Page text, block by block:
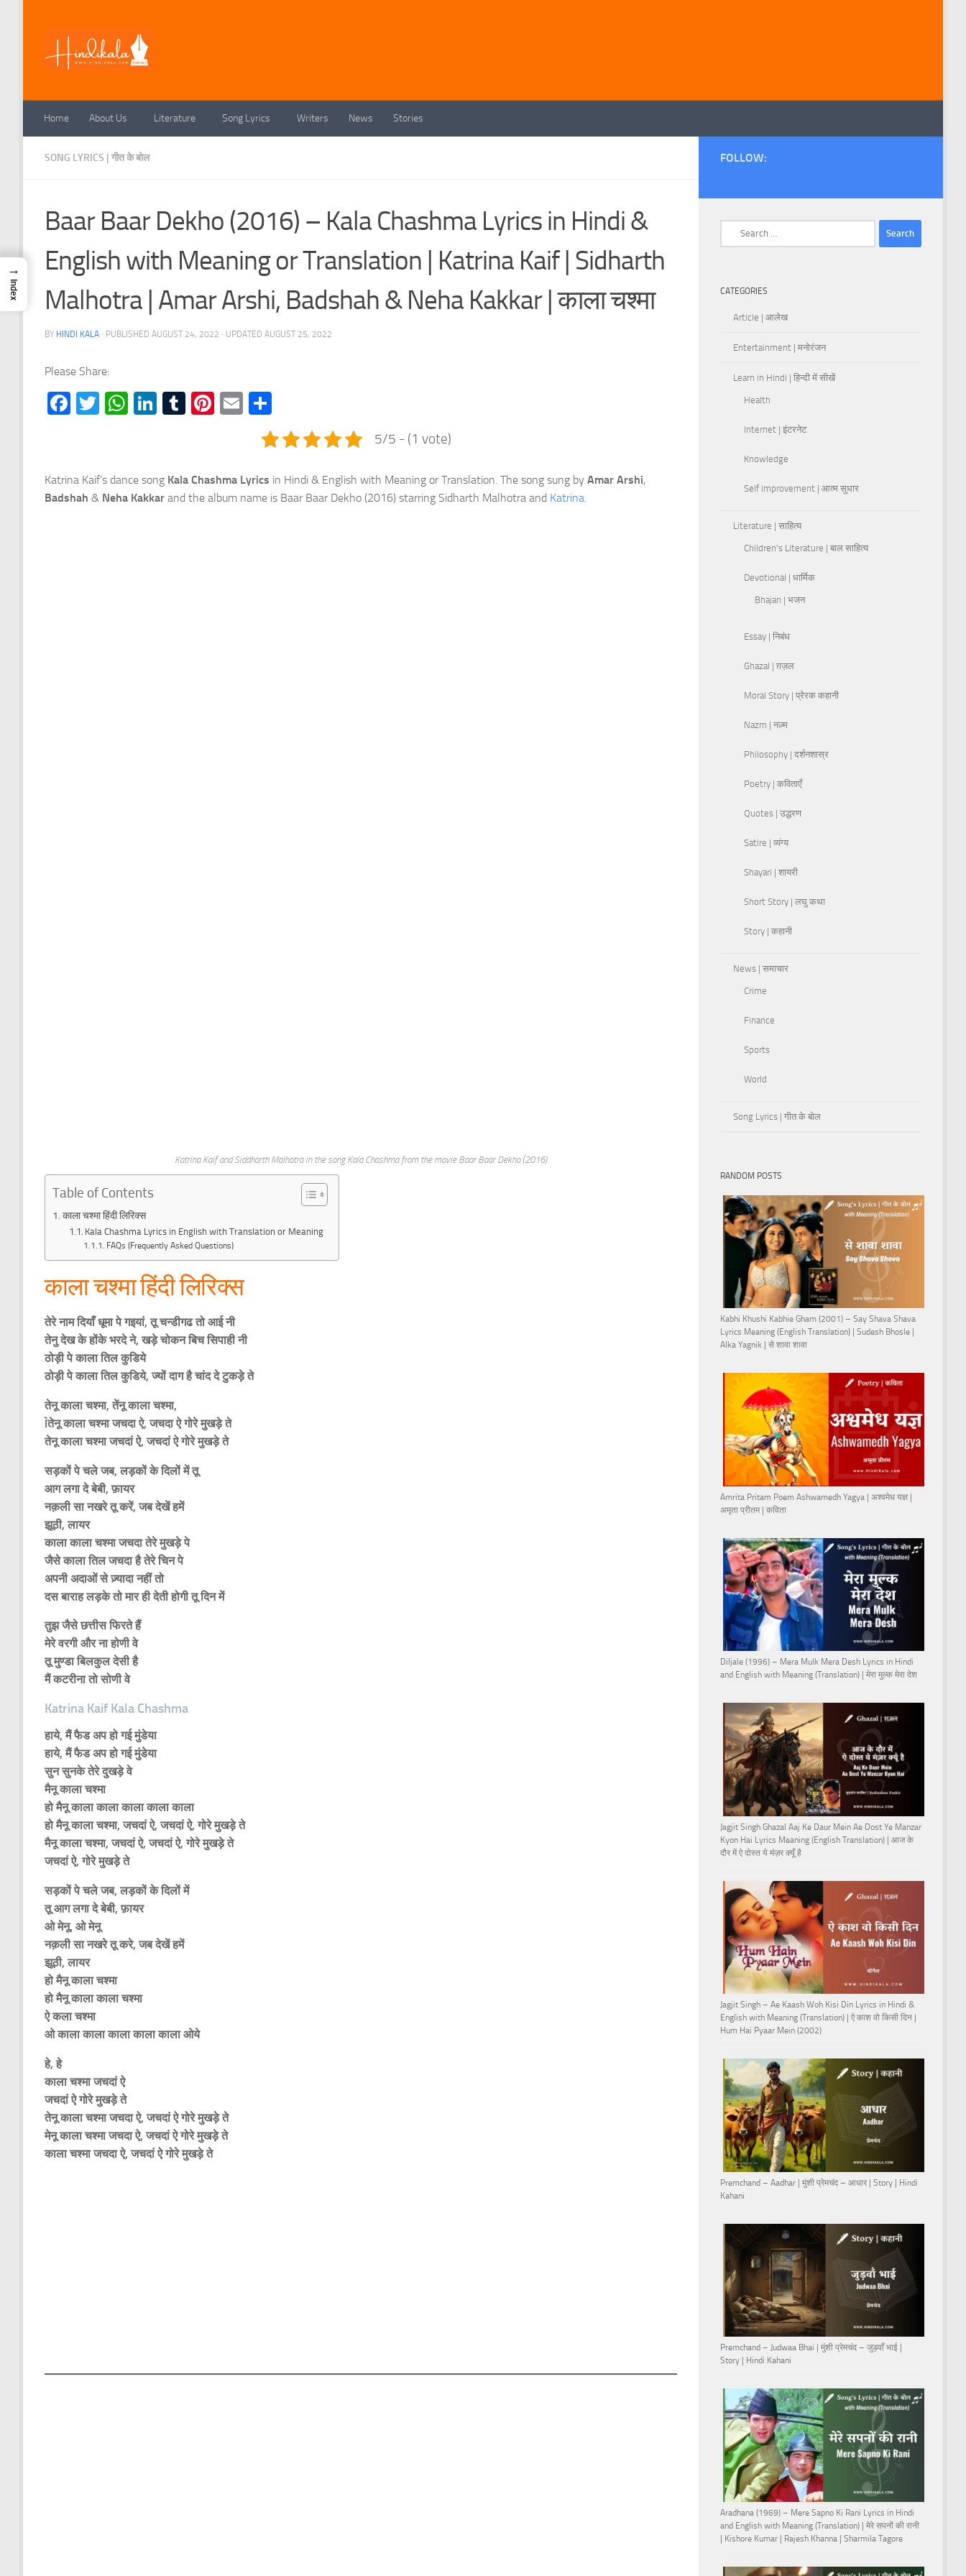
Home About Us Literature Song Lyrics Writers News Stories
SONG LYRICS | गीत के बोल
Baar Baar Dekho (2016) – Kala Chashma Lyrics in Hindi &
English with Meaning or Translation | Katrina Kaif | Sidharth
Malhotra | Amar Arshi, Badshah & Neha Kakkar | काला चश्मा
BY HINDI KALA · PUBLISHED AUGUST 24, 2022 · UPDATED AUGUST 25, 2022
Please Share:
Facebook
TwitterWhatsApp
LinkedIn
Tumblr
Pinterest
Email
5/5 - (1 vote)
Katrina Kaif’s dance song Kala Chashma Lyrics in Hindi & English with Meaning or Translation. The song sung by Amar Arshi,
Badshah & Neha Kakkar and the album name is Baar Baar Dekho (2016) starring Sidharth Malhotra and Katrina.
Katrina Kaif and Siddharth Malhotra in the song Kala Chashma from the movie Baar Baar Dekho (2016)
Table of Contents
काला चश्मा हिंदी लिरिक्स
Kala Chashma Lyrics in English with Translation or Meaning
FAQs (Frequently Asked Questions)
काला चश्मा हिंदी लिरिक्स
तेरे नाम दियाँ धूमा पे गइयां, तू चन्डीगढ तो आई नी
तेनु देख के होंके भरदे ने, खड़े चोकन बिच सिपाही नी
ठोड़ी पे काला तिल कुडिये
ठोड़ी पे काला तिल कुडिये, ज्यों दाग है चांद दे टुकड़े ते
तेनू काला चश्मा, तेंनू काला चश्मा,
Ìतेनू काला चश्मा जचदा ऐ, जचदा ऐ गोरे मुखड़े ते
तेनू काला चश्मा जचदां ऐ, जचदां ऐ गोरे मुखड़े ते
सड़कों पे चले जब, लड़कों के दिलों में तू
आग लगा दे बेबी, फ़ायर
नक़ली सा नखरे तू करें, जब देखें हमें
झूठी, लायर
काला काला चश्मा जचदा तेरे मुखड़े पे
जैसे काला तिल जचदा है तेरे चिन पे
अपनी अदाओं से ज़्यादा नहीं तो
दस बाराह लड़के तो मार ही देती होगी तू दिन में
तुझ जैसे छत्तीस फिरते हैं
मेरे वरगी और ना होणी वे
तू मुण्डा बिलकुल देसी है
मैं कटरीना तो सोणी वे
Katrina Kaif Kala Chashma
हाये, मैं फैड अप हो गई मुंडेया
हाये, मैं फैड अप हो गई मुंडेया
सुन सुनके तेरे दुखड़े वे
मैनू काला चश्मा
हो मैनू काला काला काला काला काला
हो मैनू काला चश्मा, जचदां ऐ, जचदां ऐ, गोरे मुखड़े ते
मैनू काला चश्मा, जचदां ऐ, जचदां ऐ, गोरे मुखड़े ते
जचदां ऐ, गोरे मुखड़े ते
सड़कों पे चले जब, लड़कों के दिलों में
तू आग लगा दे बेबी, फ़ायर
ओ मेनू, ओ मेनू
नक़ली सा नखरे तू करे, जब देखें हमें
झूठी, लायर
हो मैनू काला चश्मा
हो मैनू काला काला चश्मा
ऐ कला चश्मा
ओ काला काला काला काला काला ओये
हे, हे
काला चश्मा जचदां ऐ
जचदां ऐ गोरे मुखड़े ते
तेनू काला चश्मा जचदा ऐ, जचदां ऐ गोरे मुखड़े ते
मेनू काला चश्मा जचदा ऐ, जचदां ऐ गोरे मुखड़े ते
काला चश्मा जचदा ऐ, जचदां ऐ गोरे मुखड़े ते
FOLLOW:
CATEGORIES
Article | आलेख
Entertainment | मनोरंजन
Learn in Hindi | हिन्दी में सीखें
Health
Internet | इंटरनेट
Knowledge
Self Improvement | आत्म सुधार
Literature | साहित्य
Children's Literature | बाल साहित्य
Devotional | धार्मिक
Bhajan | भजन
Essay | निबंध
Ghazal | ग़ज़ल
Moral Story | प्रेरक कहानी
Nazm | नज़्म
Philosophy | दर्शनशास्र
Poetry | कविताएँ
Quotes | उद्धरण
Satire | व्यंग्य
Shayari | शायरी
Short Story | लघु कथा
Story | कहानी
News | समाचार
Crime
Finance
Sports
World
Song Lyrics | गीत के बोल
RANDOM POSTS
Kabhi Khushi Kabhie Gham (2001) – Say Shava Shava
Lyrics Meaning (English Translation) | Sudesh Bhosle |
Alka Yagnik | से शावा शावा
Amrita Pritam Poem Ashwamedh Yagya | अश्वमेध यज्ञ |
अमृता प्रीतम | कविता
Diljale (1996) – Mera Mulk Mera Desh Lyrics in Hindi
and English with Meaning (Translation) | मेरा मुल्क मेरा देश
Jagjit Singh Ghazal Aaj Ke Daur Mein Ae Dost Ye Manzar
Kyon Hai Lyrics Meaning (English Translation) | आज के
दौर में ऐ दोस्त ये मंज़र क्यूँ है
Jagjit Singh – Ae Kaash Woh Kisi Din Lyrics in Hindi &
English with Meaning (Translation) | ऐ काश वो किसी दिन |
Hum Hai Pyaar Mein (2002)
Premchand – Aadhar | मुंशी प्रेमचंद – आधार | Story | Hindi
Kahani
Premchand – Judwaa Bhai | मुंशी प्रेमचंद – जुड़वाँ भाई |
Story | Hindi Kahani
Aradhana (1969) – Mere Sapno Ki Rani Lyrics in Hindi
and English with Meaning (Translation) | मेरे सपनों की रानी
| Kishore Kumar | Rajesh Khanna | Sharmila Tagore
→
Index